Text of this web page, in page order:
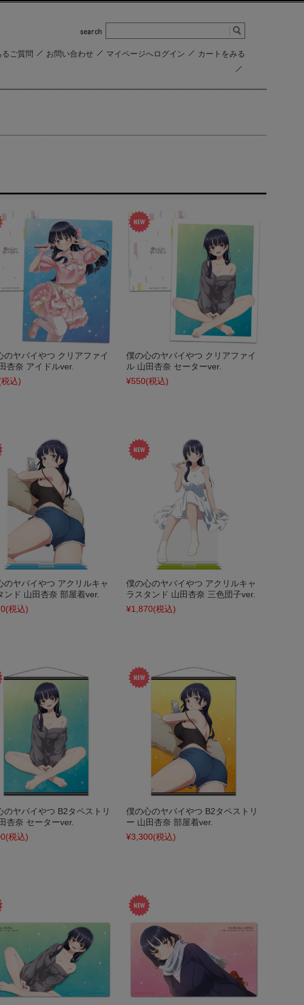
ご質問 お問い合わせ マイページへログイン カートをみる
のヤバイやつ クリアファイ
杏奈 アイドルver.
税込)
僕の心のヤバイやつ クリアファイ
ル 山田杏奈 セーターver.
¥550(税込)
のヤバイやつ アクリルキャ
ンド 山田杏奈 部屋着ver.
(税込)
僕の心のヤバイやつ アクリルキャ
ラスタンド 山田杏奈 三色団子ver.
¥1,870(税込)
のヤバイやつ B2タペストリ
杏奈 セーターver.
(税込)
僕の心のヤバイやつ B2タペストリ
ー 山田杏奈 部屋着ver.
¥3,300(税込)